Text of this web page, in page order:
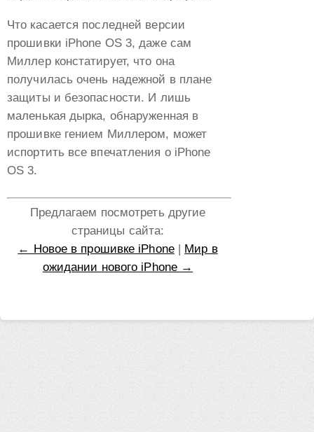
Что касается последней версии
прошивки iPhone OS 3, даже сам
Миллер констатирует, что она
получилась очень надежной в плане
защиты и безопасности. И лишь
маленькая дырка, обнаруженная в
прошивке гением Миллером, может
испортить все впечатления о iPhone
OS 3.
Предлагаем посмотреть другие
страницы сайта:
← Новое в прошивке iPhone| Мир в
ожидании нового iPhone →